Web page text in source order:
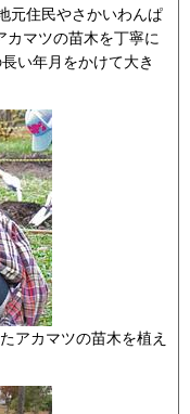
元住民やさかいわんぱ
カマツの苗木を丁寧に
い年月をかけて大き
アカマツの苗木を植え